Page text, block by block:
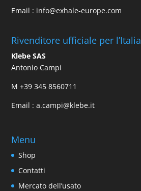
Email : info@exhale-europe.com
Rivenditore ufficiale per l’Italia
Klebe SAS
Antonio Campi
M+39 345 8560711
Email :a.campi@klebe.it
Menu
Shop
Contatti
Mercato dell’usato